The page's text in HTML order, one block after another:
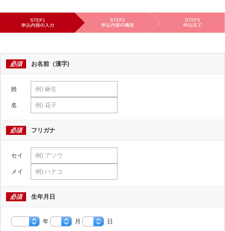
必須 お名前（漢字)
姓
名
必須 フリガナ
セイ
メイ
必須 生年月日
年 月 日